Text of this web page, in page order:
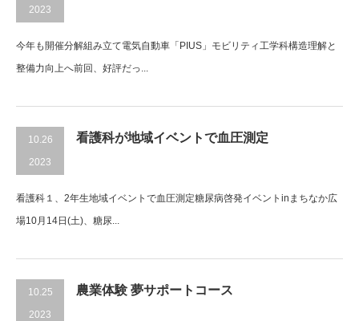
2023
今年も開催分解組み立て電気自動車「PIUS」モビリティ工学科構造理解と
整備力向上へ前回、好評だっ...
10.26
2023
看護科が地域イベントで血圧測定
看護科１、2年生地域イベントで血圧測定糖尿病啓発イベントinまちなか広
場10月14日(土)、糖尿...
10.25
2023
農業体験 夢サポートコース